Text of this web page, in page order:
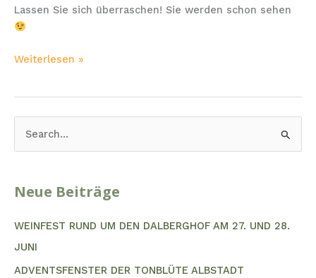
Lassen Sie sich überraschen! Sie werden schon sehen
Weiterlesen »
H
E
N
N
Neue Beiträge
WEINFEST RUND UM DEN DALBERGHOF AM 27. UND 28.
JUNI
ADVENTSFENSTER DER TONBLÜTE ALBSTADT